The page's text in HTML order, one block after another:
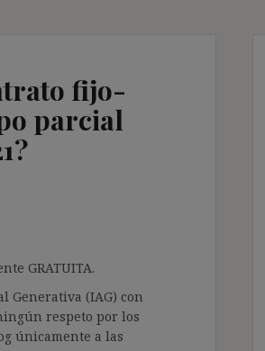
fijo-
parcial
GRATUITA.
(IAG) con
respeto por los
únicamente a las